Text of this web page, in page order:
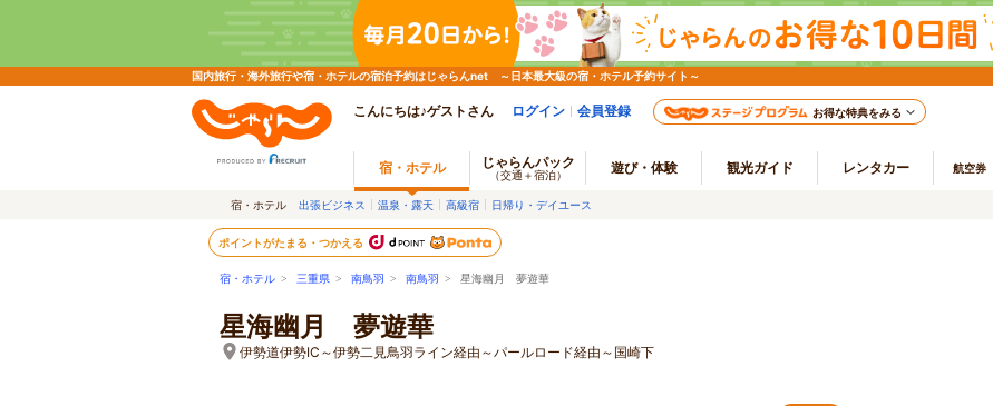
国内旅行・海外旅行や宿・ホテルの宿泊予約はじゃらんnet ～日本最大級の宿・ホテル予約サイト～
こんにちは♪ゲストさん ログイン 会員登録 お得な特典をみる
宿・ホテル じゃらんパック
（交通＋宿泊） 遊び・体験 観光ガイド レンタカー 航空券
宿・ホテル 出張ビジネス 温泉・露天 高級宿 日帰り・デイユース
ポイントがたまる・つかえる
宿・ホテル > 三重県 > 南鳥羽 > 南鳥羽 > 星海幽月 夢遊華
星海幽月 夢遊華
伊勢道伊勢IC～伊勢二見鳥羽ライン経由～パールロード経由～国崎下